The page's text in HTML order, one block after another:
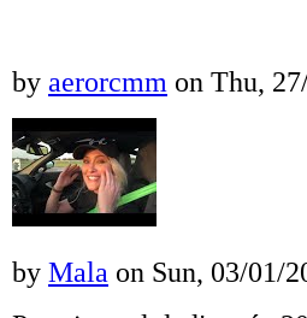
by aerorcmm on Thu,
by Mala on Sun, 03/01/